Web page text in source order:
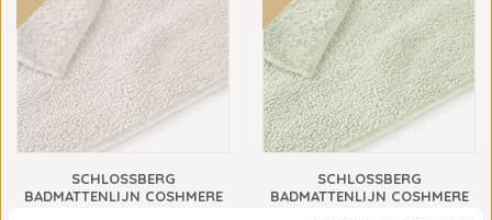
SCHLOSSBERG
BADMATTENLIJN COSHMERE
SCHLOSSBERG
BADMATTENLIJN COSHMERE